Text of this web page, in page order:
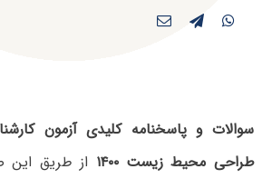
سوالات و پاسخنامه کلیدی آزمون
طراحی محیط زیست ۱۴۰۰
از طریق این